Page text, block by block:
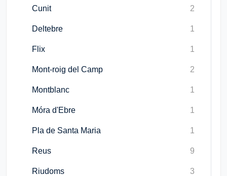
Cunit 2
Deltebre 1
Flix 1
Mont-roig del Camp 2
Montblanc 1
Móra d'Ebre 1
Pla de Santa Maria 1
Reus 9
Riudoms 3